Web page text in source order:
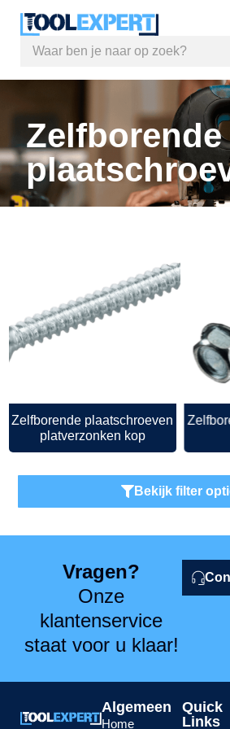
Zelfborende
Zelfborende plaatschroeven
platverzonken kop
Bekijk filter
Vragen?
Onze
klantenservice
staat voor u klaar!
Algemeen
Home
Quick
Links